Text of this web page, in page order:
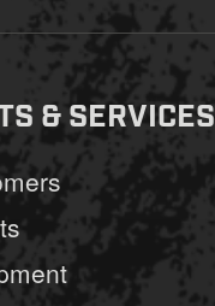
& SERVICES